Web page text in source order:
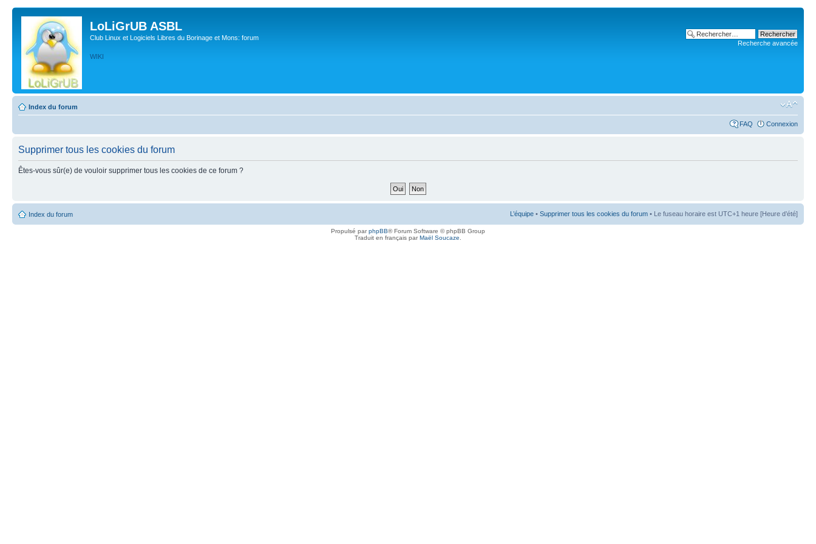
LoLiGrUB ASBL
Club Linux et Logiciels Libres du Borinage et Mons: forum
WIKI
Recherche avancée
Index du forum
FAQ Connexion
Supprimer tous les cookies du forum
Êtes-vous sûr(e) de vouloir supprimer tous les cookies de ce forum ?
Index du forum L’équipe • Supprimer tous les cookies du forum • Le fuseau horaire est UTC+1 heure [Heure d’été]
Propulsé parphpBB® Forum Software © phpBB Group
Traduit en français parMaël Soucaze